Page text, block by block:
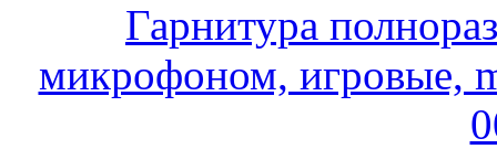
Гарнитура
микрофоном, игровые,